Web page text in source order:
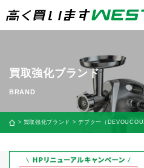
まずはお気軽に
査定をご依頼く
買取専用
0120-
9:00〜18:30(
24時間365日受付
買取に関する質問や相談もすぐにで
買取強化ブランド
買取強化ブランド デブクー（